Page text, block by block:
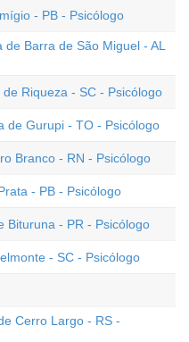
- PB - Psicólogo
Barra de São Miguel - AL
Riqueza - SC - Psicólogo
de Gurupi - TO - Psicólogo
Branco - RN - Psicólogo
- PB - Psicólogo
Bituruna - PR - Psicólogo
- SC - Psicólogo
Cerro Largo - RS -